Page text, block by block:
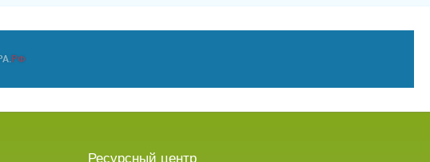
Ресурсный центр